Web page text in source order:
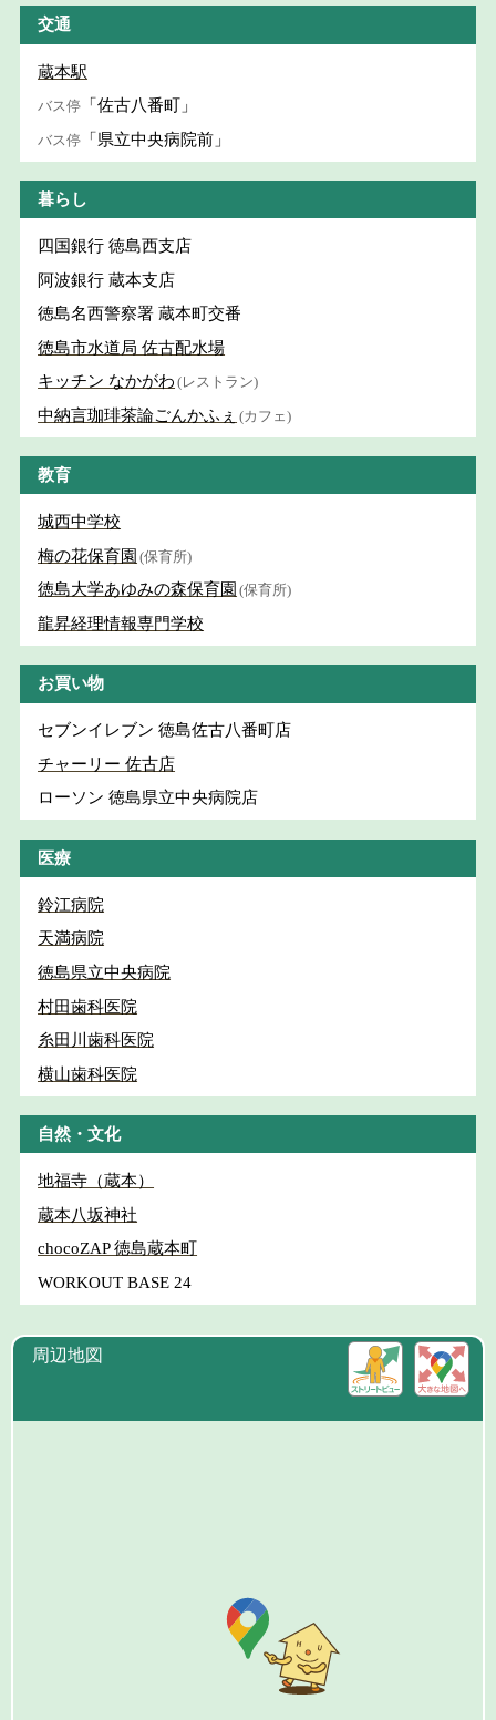
交通
蔵本駅
バス停 「佐古八番町」
バス停 「県立中央病院前」
暮らし
四国銀行 徳島西支店
阿波銀行 蔵本支店
徳島名西警察署 蔵本町交番
徳島市水道局 佐古配水場
キッチン なかがわ (レストラン)
中納言珈琲茶論ごんかふぇ (カフェ)
教育
城西中学校
梅の花保育園 (保育所)
徳島大学あゆみの森保育園 (保育所)
龍昇経理情報専門学校
お買い物
セブンイレブン 徳島佐古八番町店
チャーリー 佐古店
ローソン 徳島県立中央病院店
医療
鈴江病院
天満病院
徳島県立中央病院
村田歯科医院
糸田川歯科医院
横山歯科医院
自然・文化
地福寺（蔵本）
蔵本八坂神社
chocoZAP 徳島蔵本町
WORKOUT BASE 24
周辺地図